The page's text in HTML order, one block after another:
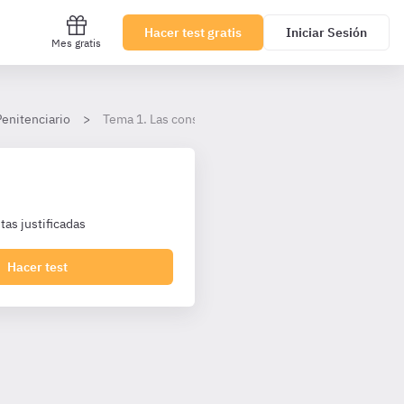
Mes gratis
Hacer test gratis Iniciar Sesión
Tema 1. Las consecuencias jurídicas del delito
justificadas
Hacer test